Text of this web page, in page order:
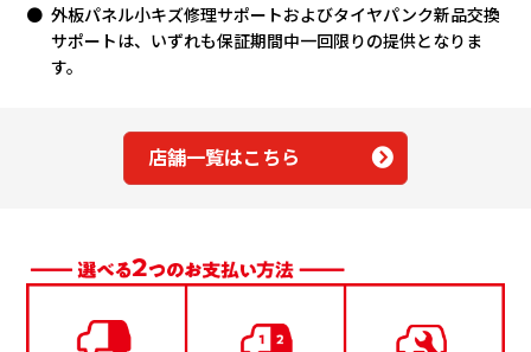
外板パネル小キズ修理サポートおよびタイヤパンク新品交換
サポートは、いずれも保証期間中一回限りの提供となりま
す。
店舗一覧はこちら